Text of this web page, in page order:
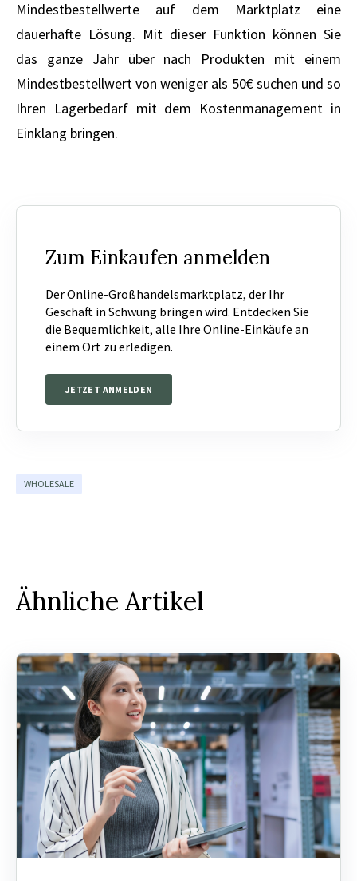
Mindestbestellwerte auf dem Marktplatz eine
dauerhafte Lösung. Mit dieser Funktion können Sie
das ganze Jahr über nach Produkten mit einem
Mindestbestellwert von weniger als 50€ suchen und so
Ihren Lagerbedarf mit dem Kostenmanagement in
Einklang bringen.
Zum Einkaufen anmelden
Der Online-Großhandelsmarktplatz, der Ihr
Geschäft in Schwung bringen wird. Entdecken Sie
die Bequemlichkeit, alle Ihre Online-Einkäufe an
einem Ort zu erledigen.
JETZET ANMELDEN
WHOLESALE
Ähnliche Artikel